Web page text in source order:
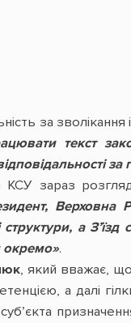
за
текст
за
КСУ зараз
Верховна
а З’їзд
окремо».
, який вважає, що
а далі